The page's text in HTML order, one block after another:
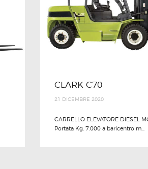
CLARK C70
21 DICEMBRE 2020
CARRELLO ELEVATORE DIESEL
Portata Kg. 7.000 a baricentro m...